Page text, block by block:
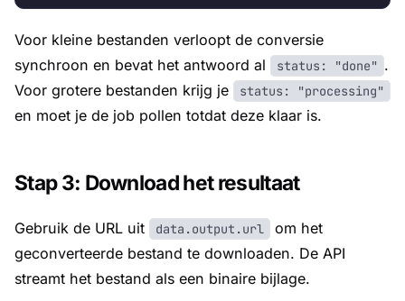
Voor kleine bestanden verloopt de conversie
synchroon en bevat het antwoord al
status: "done" .
Voor grotere bestanden krijg je
status: "processing"
en moet je de job pollen totdat deze klaar is.
Stap 3: Download het resultaat
Gebruik de URL uit data.output.url
om het
geconverteerde bestand te downloaden. De API
streamt het bestand als een binaire bijlage.